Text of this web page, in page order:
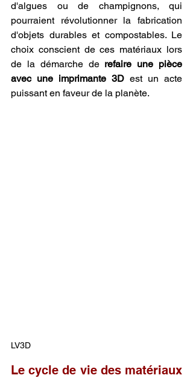
d'algues ou de champignons, qui
pourraient révolutionner la fabrication
d'objets durables et compostables. Le
choix conscient de ces matériaux lors
de la démarche de refaire une pièce
avec une imprimante 3D est un acte
puissant en faveur de la planète.
LV3D
Le cycle de vie des matériaux